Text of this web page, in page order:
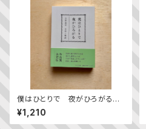
僕はひとりで 夜がひろがる
——立原道造 全詩＋物語
¥1,210